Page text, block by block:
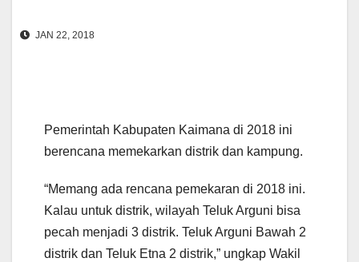
JAN 22, 2018
Pemerintah Kabupaten Kaimana di 2018 ini
berencana memekarkan distrik dan kampung.
“Memang ada rencana pemekaran di 2018 ini.
Kalau untuk distrik, wilayah Teluk Arguni bisa
pecah menjadi 3 distrik. Teluk Arguni Bawah 2
distrik dan Teluk Etna 2 distrik,” ungkap Wakil